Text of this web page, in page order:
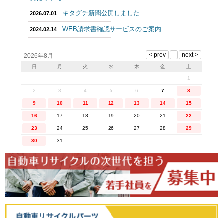
2026.07.01 キタグチ新聞公開しました
2024.02.14 WEB請求書確認サービスのご案内
2026年8月
日 月 火 水 木 金 土
1
2 3 4 5 6 7 8
9 10 11 12 13 14 15
16 17 18 19 20 21 22
23 24 25 26 27 28 29
30 31